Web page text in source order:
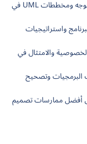
التصميم كائني التوجه ومخططات UML في
واستراتيجيات
والامتثال في
البرمجيات وتصحيح
أفضل ممارسات تصميم